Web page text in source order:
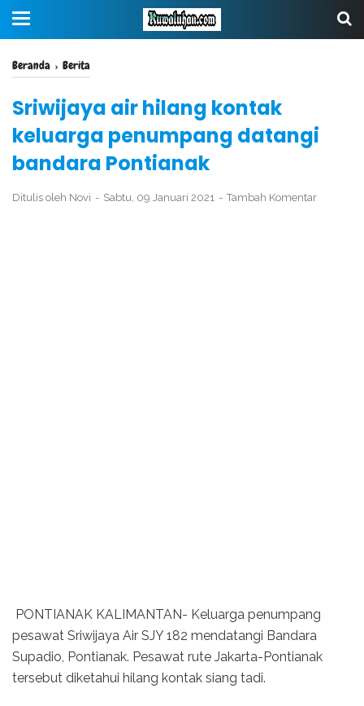
Beranda › Berita
Sriwijaya air hilang kontak
keluarga penumpang datangi
bandara Pontianak
Ditulis oleh Novi Sabtu, 09 Januari 2021 Tambah Komentar
PONTIANAK KALIMANTAN- Keluarga penumpang
pesawat Sriwijaya Air SJY 182 mendatangi Bandara
Supadio, Pontianak. Pesawat rute Jakarta-Pontianak
tersebut diketahui hilang kontak siang tadi.